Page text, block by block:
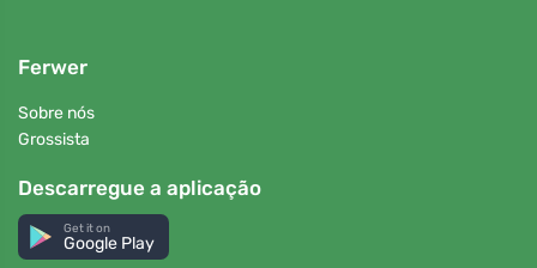
Ferwer
Sobre nós
Grossista
Descarregue a aplicação
Get it on
Google Play